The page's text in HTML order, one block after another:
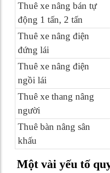
Thuê xe nâng bán tự
động 1 tấn, 2 tấn
Thuê xe nâng điện
đứng lái
Thuê xe nâng điện
ngồi lái
Thuê xe thang nâng
người
Thuê bàn nâng sân
khấu
Một vài yếu tố